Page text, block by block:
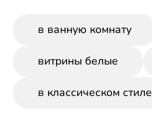
в ванную комнату
витрины белые
в классическом стиле